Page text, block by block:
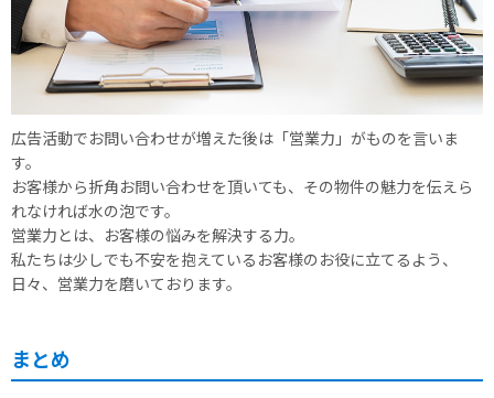
広告活動でお問い合わせが増えた後は「営業力」がものを言いま
す。
お客様から折角お問い合わせを頂いても、その物件の魅力を伝えら
れなければ水の泡です。
営業力とは、お客様の悩みを解決する力。
私たちは少しでも不安を抱えているお客様のお役に立てるよう、
日々、営業力を磨いております。
まとめ